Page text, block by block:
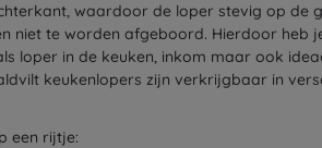
waardoor de loper stevig op
niet te worden afgeboord. Hierdoor
loper in de keuken, inkom maar ook
keukenlopers zijn verkrijgbaar in
een rijtje: